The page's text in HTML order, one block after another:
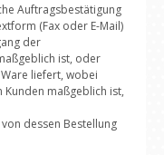
Auftragsbestätigung
(Fax oder E-Mail)
der
ist, oder
liefert, wobei
maßgeblich ist,
dessen Bestellung